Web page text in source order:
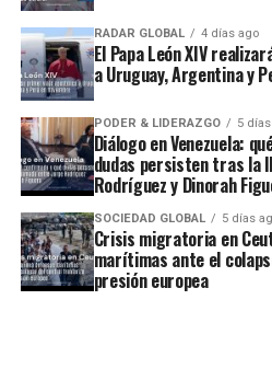
RADAR GLOBAL 4 días ago
El Papa León XIV
a Uruguay, Argentina y
PODER & LIDERAZGO 5
Diálogo en Venezuela:
dudas persisten tras la
Rodríguez y Dinorah
SOCIEDAD GLOBAL 5 días
Crisis migratoria en
marítimas ante el
presión europea